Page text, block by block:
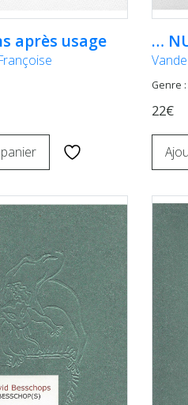
après usage …
Genre
22€